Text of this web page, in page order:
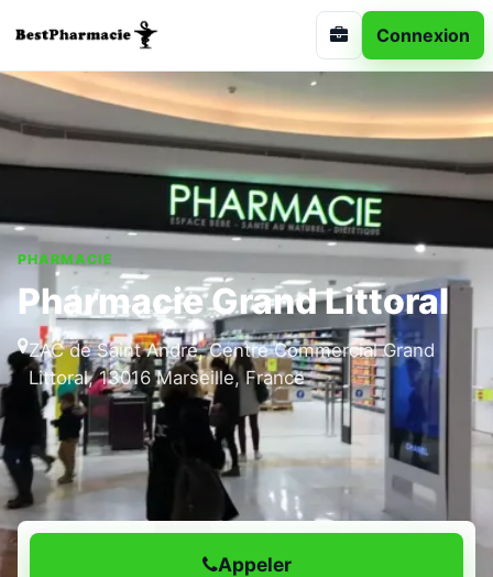
Connexion
PHARMACIE
Pharmacie Grand Littoral
ZAC de Saint André, Centre Commercial Grand
Littoral, 13016 Marseille, France
Appeler